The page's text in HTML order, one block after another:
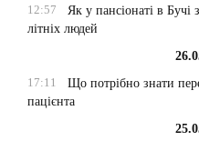
12:57
Як у пансіонаті в Бучі
літніх людей
17:11
Що потрібно знати
пацієнта